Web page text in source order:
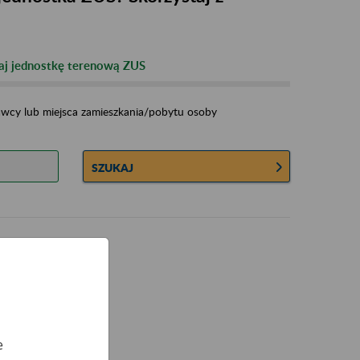
lub miejsca zamieszkania/pobytu osoby
SZUKAJ
jednostkę terenową ZUS